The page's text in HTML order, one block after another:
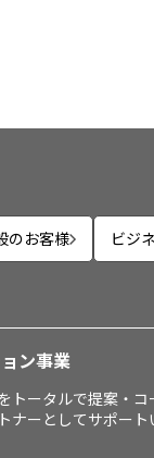
のお客様 ビジ
ン事業
トータルで提案・コ
ナーとしてサポート